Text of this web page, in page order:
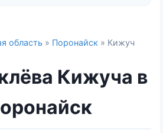
область » Поронайск » Кижуч
Кижуча в